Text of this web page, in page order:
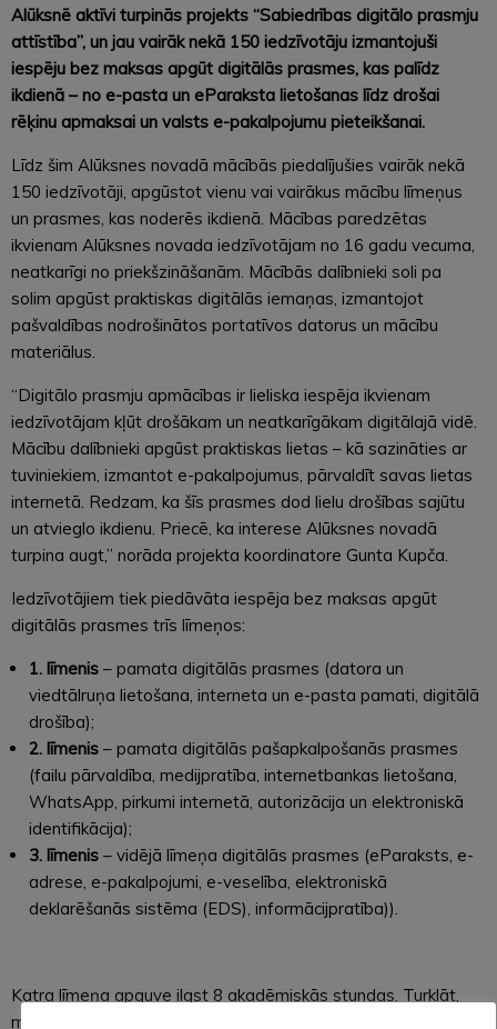
Alūksnē aktīvi turpinās projekts “Sabiedrības digitālo prasmju
attīstība”, un jau vairāk nekā 150 iedzīvotāju izmantojuši
iespēju bez maksas apgūt digitālās prasmes, kas palīdz
ikdienā –no e-pasta un eParaksta lietošanas līdz drošai
rēķinu apmaksai un valsts e-pakalpojumu pieteikšanai.
Līdz šim Alūksnes novadā mācībās piedalījušies vairāk nekā
150 iedzīvotāji, apgūstot vienu vai vairākus mācību līmeņus
un prasmes, kas noderēs ikdienā. Mācības paredzētas
ikvienam Alūksnes novada iedzīvotājam no 16 gadu vecuma,
neatkarīgi no priekšzināšanām. Mācībās dalībnieki soli pa
solim apgūst praktiskas digitālās iemaņas, izmantojot
pašvaldības nodrošinātos portatīvos datorus un mācību
materiālus.
“Digitālo prasmju apmācības ir lieliska iespēja ikvienam
iedzīvotājam kļūt drošākam un neatkarīgākam digitālajā vidē.
Mācību dalībnieki apgūst praktiskas lietas – kā sazināties ar
tuviniekiem, izmantot e-pakalpojumus, pārvaldīt savas lietas
internetā. Redzam, ka šīs prasmes dod lielu drošības sajūtu
un atvieglo ikdienu. Priecē, ka interese Alūksnes novadā
turpina augt,” norāda projekta koordinatore Gunta Kupča.
Iedzīvotājiem tiek piedāvāta iespēja bez maksas apgūt
digitālās prasmes trīs līmeņos:
1. līmenis – pamata digitālās prasmes (datora un
viedtālruņa lietošana, interneta un e-pasta pamati, digitālā
drošība);
2. līmenis – pamata digitālās pašapkalpošanās prasmes
(failu pārvaldība, medijpratība, internetbankas lietošana,
WhatsApp, pirkumi internetā, autorizācija un elektroniskā
identifikācija);
3. līmenis – vidējā līmeņa digitālās prasmes (eParaksts, e-
adrese, e-pakalpojumi, e-veselība, elektroniskā
deklarēšanās sistēma (EDS), informācijpratība)).
Katra līmeņa apguve ilgst 8 akadēmiskās stundas. Turklāt,
mācības iespējams apgūt dažādos veidos: